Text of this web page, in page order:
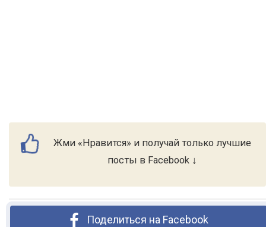
Жми «Нравится» и получай только лучшие
посты в Facebook ↓
Поделиться на Facebook